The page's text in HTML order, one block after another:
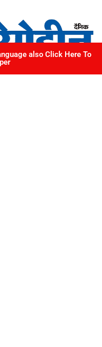
also Click Here To